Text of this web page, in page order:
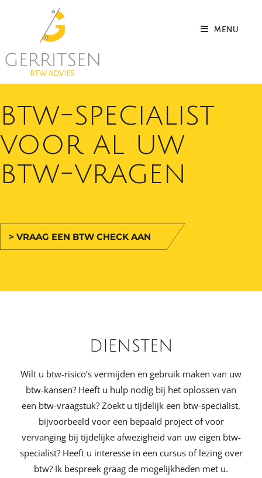
MENU
btw-specialist
voor al uw
btw-vragen
> VRAAG EEN BTW CHECK AAN
DIENSTEN
Wilt u btw-risico’s vermijden en gebruik maken van uw
btw-kansen? Heeft u hulp nodig bij het oplossen van
een btw-vraagstuk? Zoekt u tijdelijk een btw-specialist,
bijvoorbeeld voor een bepaald project of voor
vervanging bij tijdelijke afwezigheid van uw eigen btw-
specialist? Heeft u interesse in een cursus of lezing over
btw? Ik bespreek graag de mogelijkheden met u.